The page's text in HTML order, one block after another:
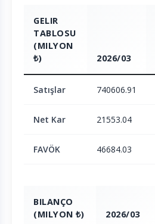
GELIR
TABLOSU
(MILYON
₺)
2026/03
Satışlar 740606.91
Net Kar 21553.04
FAVÖK 46684.03
BILANÇO
(MILYON ₺)
2026/03